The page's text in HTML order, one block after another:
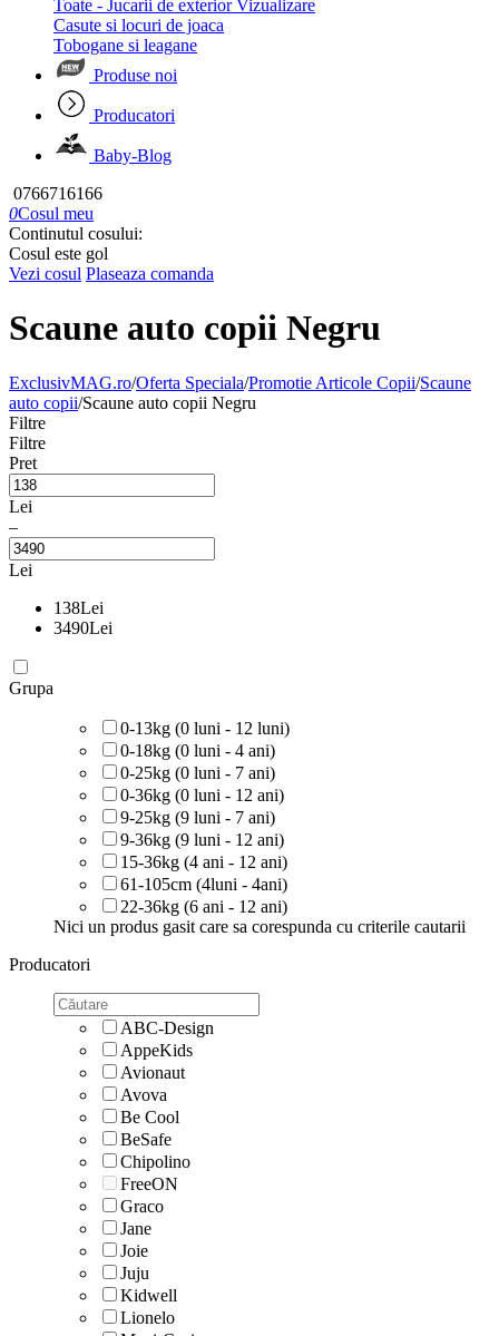
Toate - Jucarii de exterior Vizualizare
Casute si locuri de joaca
Tobogane si leagane
Produse noi
Producatori
Baby-Blog
0766716166
0Cosul meu
Continutul cosului:
Cosul este gol
Vezi cosul Plaseaza comanda
Scaune auto copii Negru
ExclusivMAG.ro/Oferta Speciala/Promotie Articole Copii/Scaune
auto copii/Scaune auto copii Negru
Filtre
Filtre
Pret
Lei
–
Lei
138Lei
3490Lei
Grupa
0-13kg (0 luni - 12 luni)
0-18kg (0 luni - 4 ani)
0-25kg (0 luni - 7 ani)
0-36kg (0 luni - 12 ani)
9-25kg (9 luni - 7 ani)
9-36kg (9 luni - 12 ani)
15-36kg (4 ani - 12 ani)
61-105cm (4luni - 4ani)
22-36kg (6 ani - 12 ani)
Nici un produs gasit care sa corespunda cu criterile cautarii
Producatori
ABC-Design
AppeKids
Avionaut
Avova
Be Cool
BeSafe
Chipolino
FreeON
Graco
Jane
Joie
Juju
Kidwell
Lionelo